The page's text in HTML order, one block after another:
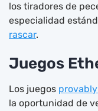
los tiradores de
especialidad
rascar.
Juegos
Los juegos
la oportunidad de